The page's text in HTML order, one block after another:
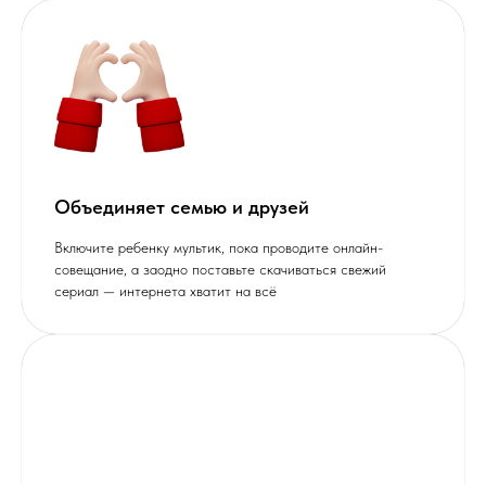
Объединяет семью и друзей
Включите ребенку мультик, пока проводите онлайн-
совещание, а заодно поставьте скачиваться свежий
сериал — интернета хватит на всё